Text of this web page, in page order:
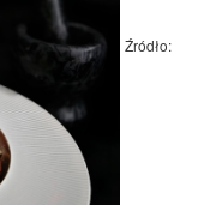
Źródło: